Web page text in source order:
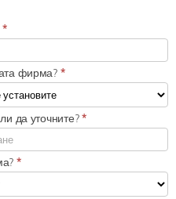
*
фирма? *
*
да уточните?*